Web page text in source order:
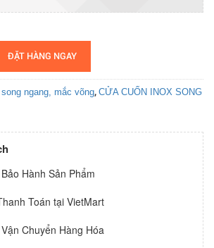
ĐẶT HÀNG NGAY
ngang, mắc võng, CỬA CUỐN INOX SONG
Hành Sản Phẩm
Toán tại VietMart
Chuyển Hàng Hóa